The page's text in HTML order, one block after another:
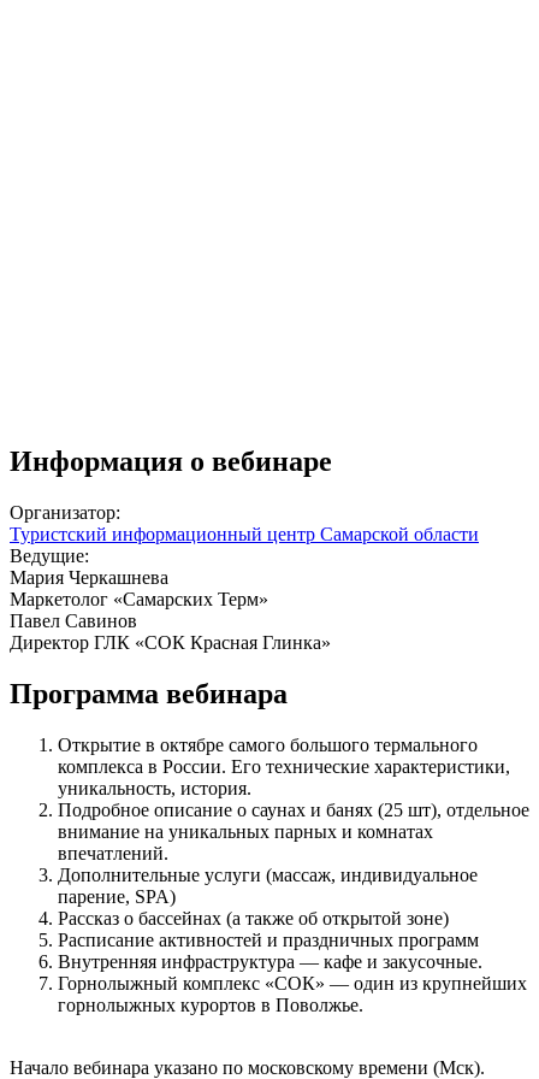
Информация о вебинаре
Организатор:
Туристский информационный центр Самарской области
Ведущие:
Мария Черкашнева
Маркетолог «Самарских Терм»
Павел Савинов
Директор ГЛК «СОК Красная Глинка»
Программа вебинара
Открытие в октябре самого большого термального
комплекса в России. Его технические характеристики,
уникальность, история.
Подробное описание о саунах и банях (25 шт), отдельное
внимание на уникальных парных и комнатах
впечатлений.
Дополнительные услуги (массаж, индивидуальное
парение, SPA)
Рассказ о бассейнах (а также об открытой зоне)
Расписание активностей и праздничных программ
Внутренняя инфраструктура — кафе и закусочные.
Горнолыжный комплекс «СОК» — один из крупнейших
горнолыжных курортов в Поволжье.
Начало вебинара указано по московскому времени (Мск).